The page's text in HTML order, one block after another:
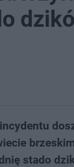
stado